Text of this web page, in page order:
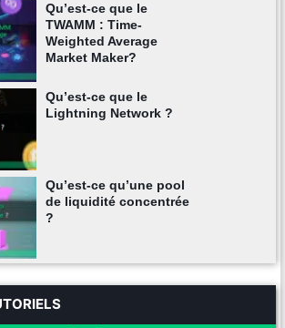
Qu’est-ce que le
TWAMM : Time-
Weighted Average
Market Maker?
Qu’est-ce que le
Lightning Network ?
Qu’est-ce qu’une pool
de liquidité concentrée
?